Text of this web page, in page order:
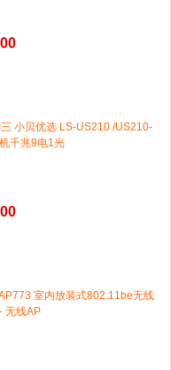
小贝优选 LS-US210 /US210-
千兆9电1光
室内放装式802.11be无线
无线AP